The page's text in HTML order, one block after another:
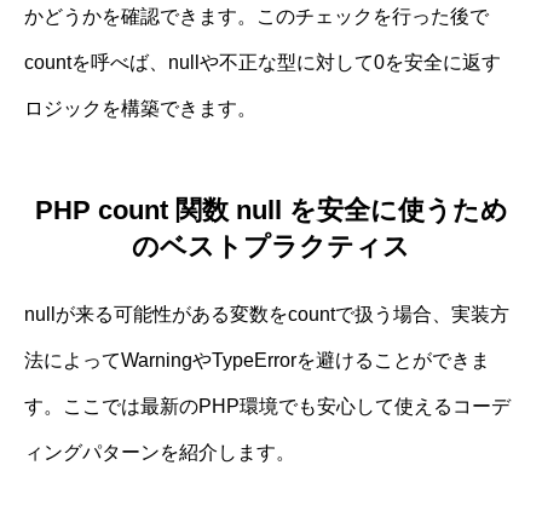
かどうかを確認できます。このチェックを行った後で
countを呼べば、nullや不正な型に対して0を安全に返す
ロジックを構築できます。
PHP count 関数 null を安全に使うため
のベストプラクティス
nullが来る可能性がある変数をcountで扱う場合、実装方
法によってWarningやTypeErrorを避けることができま
す。ここでは最新のPHP環境でも安心して使えるコーデ
ィングパターンを紹介します。